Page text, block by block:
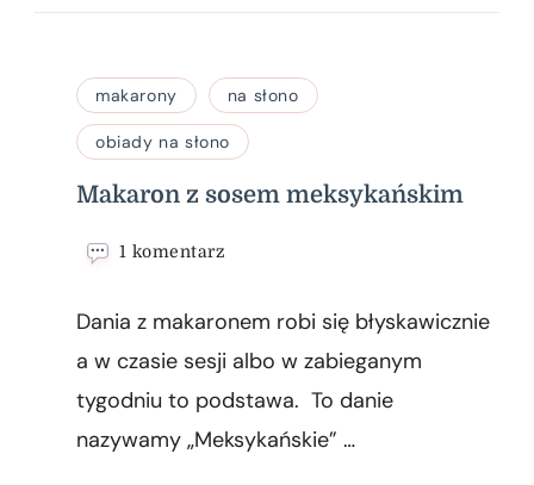
makarony na słono
obiady na słono
Makaron z sosem meksykańskim
1 komentarz
sosem
meksykańskim
Dania z makaronem robi się błyskawicznie
a w czasie sesji albo w zabieganym
tygodniu to podstawa. To danie
nazywamy „Meksykańskie” …